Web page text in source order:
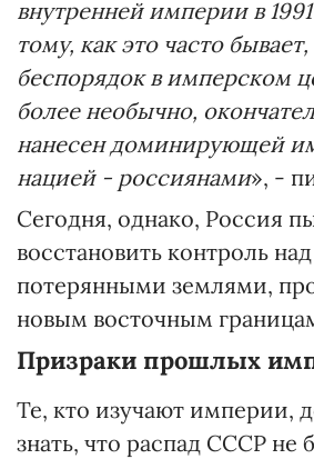
внутренней империи в
тому, как это часто бывает,
беспорядок в имперском
более необычно,
нанесен доминирующей
нацией - россиянами», -
Сегодня, однако, Россия
восстановить контроль
потерянными землями,
новым восточным
Призраки прошлых
Те, кто изучают империи,
знать, что распад СССР не